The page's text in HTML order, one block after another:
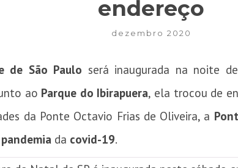
endereço
dezembro 2020
de São Paulo será inaugurada na noite
ao Parque do Ibirapuera, ela trocou de
da Ponte Octavio Frias de Oliveira, a
pandemia da covid-19.